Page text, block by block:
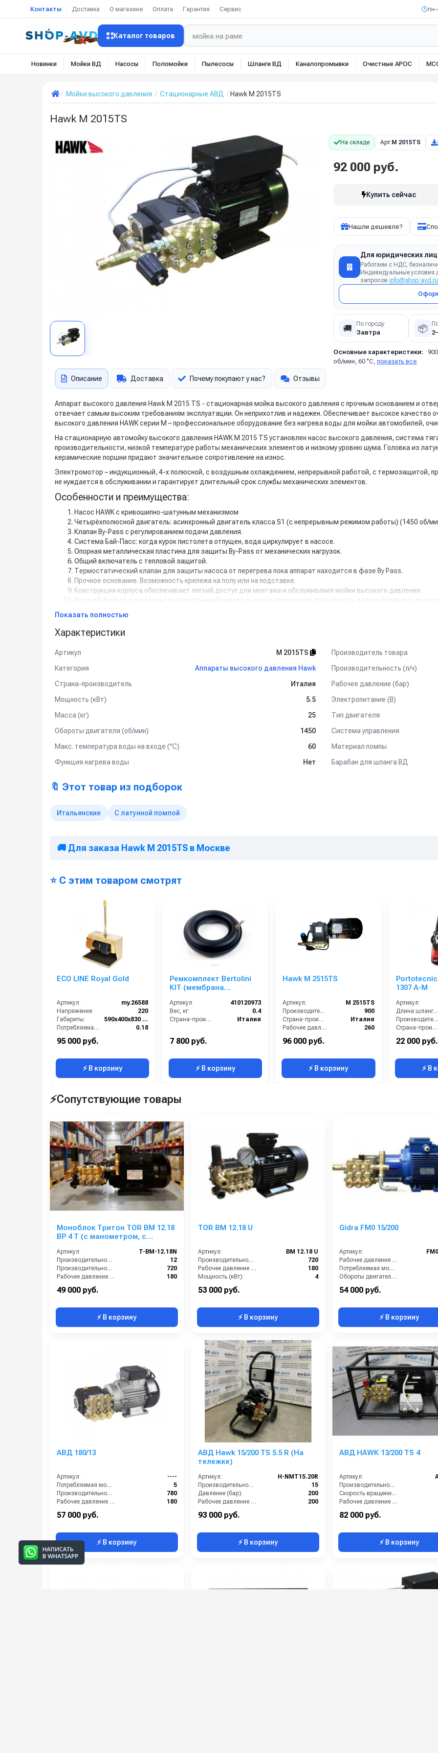
Контакты Доставка О магазине Оплата Гарантия Сервис
Каталог товаров
Новинки Мойки ВД Насосы Поломойки Пылесосы Шланги ВД Каналопромывки Очистные АРОС
Мойки высокого давления Стационарные АВД Hawk M 2015TS
Hawk M 2015TS
На складе Арт: M 2015TS
92 000 руб.
Купить сейчас
Нашли дешевле?
Для юридических лиц
Работаем с НДС,
Индивидуальные условия
запросов info@shop-avd.ru
🚚 По городу
Завтра 📦
Основные характеристики:
об/мин, 60 °C, показать все
Описание Доставка Почему покупают у нас? Отзывы
Аппарат высокого давления Hawk M 2015 TS - стационарная мойка высокого давления с прочным основанием и
отвечает самым высоким требованиям эксплуатации. Он неприхотлив и надежен. Обеспечивает высокое качество
высокого давления HAWK серии M – профессиональное оборудование без нагрева воды для мойки автомобилей,
На стационарную автомойку высокого давления HAWK M 2015 TS установлен насос высокого давления, система
производительности, низкой температуре работы механических элементов и низкому уровню шума. Головка из
керамические поршни придают значительное сопротивление на износ.
Электромотор – индукционный, 4-х полюсной, с воздушным охлаждением, непрерывной работой, с термозащитой,
не нуждается в обслуживании и гарантирует длительный срок службы механических элементов.
Особенности и преимущества:
Насос HAWK с кривошипно-шатунным механизмом
Четырёхполюсной двигатель: асинхронный двигатель класса S1 (с непрерывным режимом работы) (1450 об/
Клапан By-Pass с регулированием подачи давления.
Система Бай-Пасс: когда курок пистолета отпущен, вода циркулирует в насосе.
Опорная металлическая пластина для защиты By-Pass от механических нагрузок.
Общий включатель с тепловой защитой.
Термостатический клапан для защиты насоса от перегрева пока аппарат находится в фазе By Pass.
Прочное основание. Возможность крепежа на полу или на подставке.
Конструкция корпуса обеспечивает легкий доступ для монтажа и обслуживания мойки высокого давления.
Входной фильтр тонкой очистки (внутренний) имеет высокую пропускную способность и предотвращает
Электрощит 24 В, с степенью защиты IP 65.
Масляный щуп.
Стандартно аппарат поставляется без аксессуаров и штепсельной вилки.
Показать полностью
Характеристики
Артикул M 2015TS Производитель товара
Категория
Аппараты высокого давления Hawk Производительность (л/ч)
Страна-производитель
Италия Рабочее давление (бар)
Мощность (кВт)
5.5 Электропитание (В)
Масса (кг)
25 Тип двигателя
Обороты двигателя (об/мин)
1450 Система управления
Макс. температура воды на входе (°C)
60 Материал помпы
Функция нагрева воды
Нет Барабан для шланга ВД
🔖 Этот товар из подборок
Итальянские С латунной помпой
🚚 Для заказа Hawk M 2015TS в Москве
⭐ С этим товаром смотрят
ECO LINE Royal Gold
Артикул:
my.26588
Напряжение:
220
Габариты:
590х400х830 мм
Потребляемая мощность (кВт):
0.18
Производитель:
Масса (кг):
95 000 руб.
⚡ В корзину
Ремкомплект Bertolini
KIT (мембрана
Артикул:
410120973
Вес, кг:
0.4
Страна-производитель:
Италия
7 800 руб.
⚡ В корзину
Hawk M 2515TS
Артикул:
M 2515TS
Производительность (л/ч):
900
Страна-производитель:
Италия
Рабочее давление (бар):
260
Мощность (кВт):
Электропитание (В):
96 000 руб.
⚡ В корзину
1307 A-M
Артикул:
Длина шланга ВД (м):
Производительность (л/ч):
Страна-производитель:
Рабочее давление (бар):
Мощность (кВт):
22 000 руб.
⚡ В
⚡Сопутствующие товары
Моноблок Тритон TOR ВМ 12.18
ВР 4 Т (с манометром, с
давления SVL17 170 бар, без
электрики)
Артикул:
T-BM-12.18N
Производительность (л/мин):
12
Производительность (л/ч):
720
Рабочее давление (бар):
180
Мощность (кВт):
49 000 руб.
⚡ В корзину
TOR BM 12.18 U
Артикул:
BM 12.18 U
Производительность (л/ч):
720
Рабочее давление (бар):
180
Мощность (кВт):
4
Электропитание (В):
53 000 руб.
⚡ В корзину
Gidra FM0 15/200
Артикул:
Рабочее давление (бар):
Потребляемая мощность (кВт):
Обороты двигателя (об/мин):
54 000 руб.
⚡ В корзину
АВД 180/13
Артикул:
----
Потребляемая мощность (кВт):
5
Производительность (л/ч):
780
Рабочее давление (бар):
180
57 000 руб.
⚡ В корзину
АВД Hawk 15/200 TS 5.5 R (На
тележке)
Артикул:
H-NMT15.20R
Производительность (л/мин):
15
Давление (бар):
200
Рабочее давление (бар):
200
93 000 руб.
⚡ В корзину
АВД HAWK 13/200 TS 4
Артикул:
Производительность (л/мин):
Скорость вращения (об/мин):
Рабочее давление (бар):
82 000 руб.
⚡ В корзину